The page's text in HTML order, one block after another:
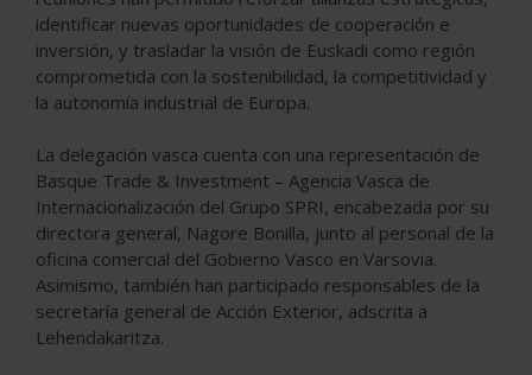
identificar nuevas oportunidades de cooperación e
inversión, y trasladar la visión de Euskadi como región
comprometida con la sostenibilidad, la competitividad y
la autonomía industrial de Europa.
La delegación vasca cuenta con una representación de
Basque Trade & Investment – Agencia Vasca de
Internacionalización del Grupo SPRI, encabezada por su
directora general, Nagore Bonilla, junto al personal de la
oficina comercial del Gobierno Vasco en Varsovia.
Asimismo, también han participado responsables de la
secretaría general de Acción Exterior, adscrita a
Lehendakaritza.